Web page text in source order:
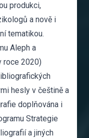
produkci,
a nově i
tematikou.
Aleph a
roce 2020)
hesly v češtině a
doplňována i
Strategie
a jiných